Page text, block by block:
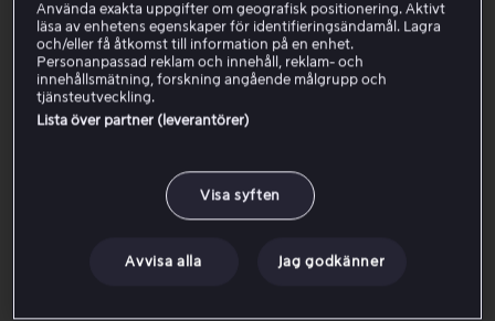
Premier League på Viaplay
UEFA Champions League
NHL-säsongen på Viaplay
Kontrollera vilket Viaplay-paket du har
Använda exakta uppgifter om geografisk positionering. Aktivt
läsa av enhetens egenskaper för identifieringsändamål. Lagra
och/eller få åtkomst till information på en enhet.
Personanpassad reklam och innehåll, reklam- och
innehållsmätning, forskning angående målgrupp och
tjänsteutveckling.
Lista över partner (leverantörer)
Visa syften
Avvisa alla Jag godkänner